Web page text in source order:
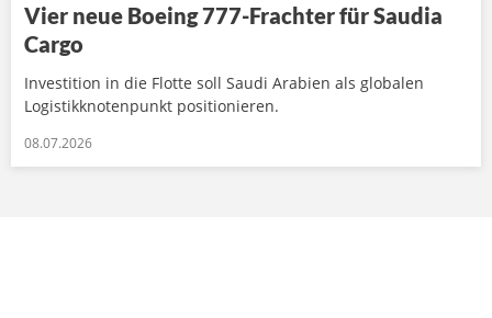
Vier neue Boeing 777-Frachter für Saudia
Cargo
Investition in die Flotte soll Saudi Arabien als globalen
Logistikknotenpunkt positionieren.
08.07.2026